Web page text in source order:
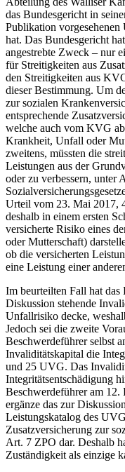
das Bundesgericht in
Publikation vorgesehenen
hat. Das Bundesgericht
angestrebte Zweck – nur
für Streitigkeiten aus
den Streitigkeiten aus
dieser Bestimmung. Um
zur sozialen
entsprechende
welche auch vom KVG
Krankheit, Unfall oder
zweitens, müssten die
Leistungen aus der
oder zu verbessern, unter
Urteil vom 23. Mai 2017,
deshalb in einem ersten
versicherte Risiko eines
oder Mutterschaft)
ob die versicherten
eine Leistung einer
Im beurteilten Fall hat das
Diskussion stehende
Unfallrisiko decke,
Jedoch sei die zweite
Beschwerdeführer selbst
Invaliditätskapital die
und 25 UVG. Das
Integritätsentschädigung
Beschwerdeführer am 12.
ergänze das zur
Leistungskatalog des
Zusatzversicherung zur
Art. 7 ZPO dar. Deshalb
Zuständigkeit als einzige